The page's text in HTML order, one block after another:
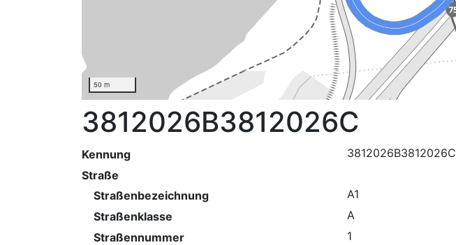
50 m
3812026B3812026C
Kennung
3812026B3812026C
Straße
Straßenbezeichnung
A1
Straßenklasse
A
Straßennummer
1